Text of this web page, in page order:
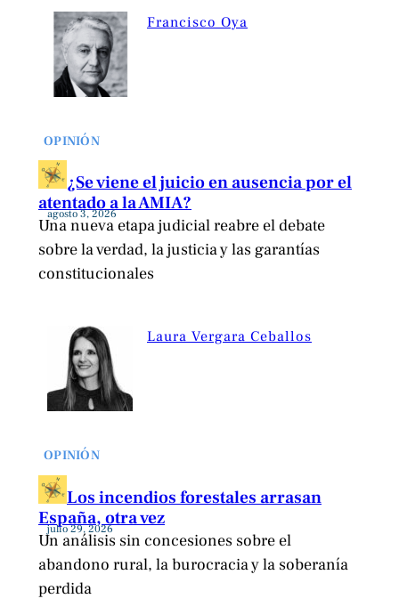
Francisco Oya
OPINIÓN
¿Se viene el juicio en ausencia por el
atentado a la AMIA?
agosto 3, 2026
Una nueva etapa judicial reabre el debate
sobre la verdad, la justicia y las garantías
constitucionales
Laura Vergara Ceballos
OPINIÓN
Los incendios forestales arrasan
España, otra vez
julio 29, 2026
Un análisis sin concesiones sobre el
abandono rural, la burocracia y la soberanía
perdida